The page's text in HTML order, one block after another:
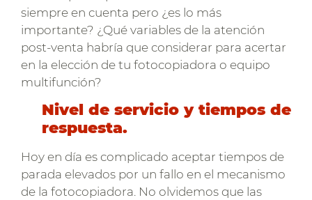
siempre en cuenta pero ¿es lo más
importante? ¿Qué variables de la atención
post-venta habría que considerar para acertar
en la elección de tu fotocopiadora o equipo
multifunción?
Nivel de servicio y tiempos de
respuesta.
Hoy en día es complicado aceptar tiempos de
parada elevados por un fallo en el mecanismo
de la fotocopiadora. No olvidemos que las